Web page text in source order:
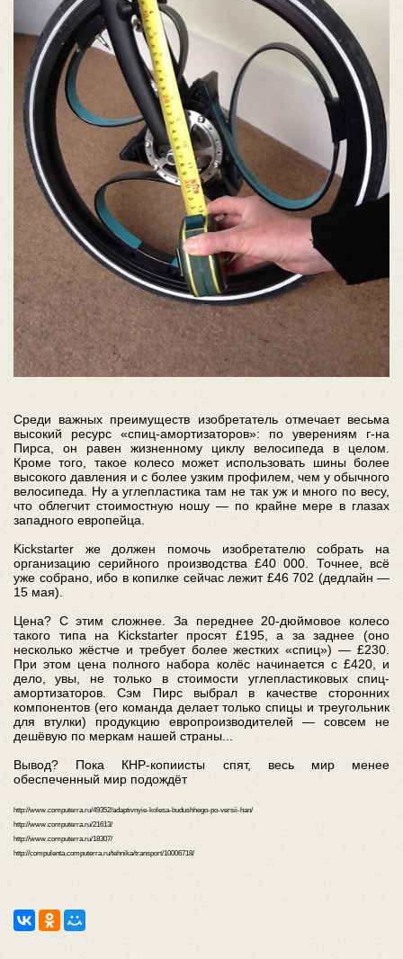
Среди важных преимуществ изобретатель отмечает весьма
высокий ресурс «спиц-амортизаторов»: по уверениям г-на
Пирса, он равен жизненному циклу велосипеда в целом.
Кроме того, такое колесо может использовать шины более
высокого давления и с более узким профилем, чем у обычного
велосипеда. Ну а углепластика там не так уж и много по весу,
что облегчит стоимостную ношу — по крайне мере в глазах
западного европейца.
Kickstarter же должен помочь изобретателю собрать на
организацию серийного производства £40 000. Точнее, всё
уже собрано, ибо в копилке сейчас лежит £46 702 (дедлайн —
15 мая).
Цена? С этим сложнее. За переднее 20-дюймовое колесо
такого типа на Kickstarter просят £195, а за заднее (оно
несколько жёстче и требует более жестких «спиц») — £230.
При этом цена полного набора колёс начинается с £420, и
дело, увы, не только в стоимости углепластиковых спиц-
амортизаторов. Сэм Пирс выбрал в качестве сторонних
компонентов (его команда делает только спицы и треугольник
для втулки) продукцию европроизводителей — совсем не
дешёвую по меркам нашей страны...
Вывод? Пока КНР-копиисты спят, весь мир менее
обеспеченный мир подождёт
http://www.computerra.ru/49352/adaptivnyie-kolesa-budushhego-po-versii-han/
http://www.computerra.ru/21613/
http://www.computerra.ru/18307/
http://compulenta.computerra.ru/tehnika/transport/10006718/